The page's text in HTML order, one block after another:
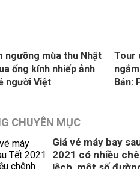
ngưỡng mùa thu Nhật
ống kính nhiếp ảnh
người Việt
Tour
Bản:
CHUYÊN MỤC
Giá vé máy bay
2021 có nhiều